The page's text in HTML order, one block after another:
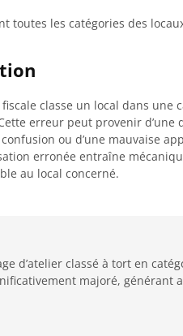
toutes les catégories des
classe un local dans
erreur peut provenir
ou d’une mauvaise
erronée entraîne
au local concerné.
d’atelier classé à tort en
majoré, générant